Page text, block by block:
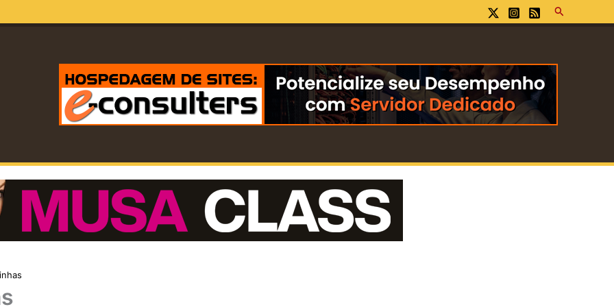
Pesquisar